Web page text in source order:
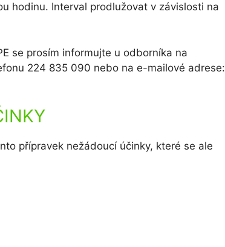
hodinu. Interval prodlužovat v závislosti na
se prosím informujte u odborníka na
224 835 090 nebo na e-mailové adrese:
přípravek nežádoucí účinky, které se ale